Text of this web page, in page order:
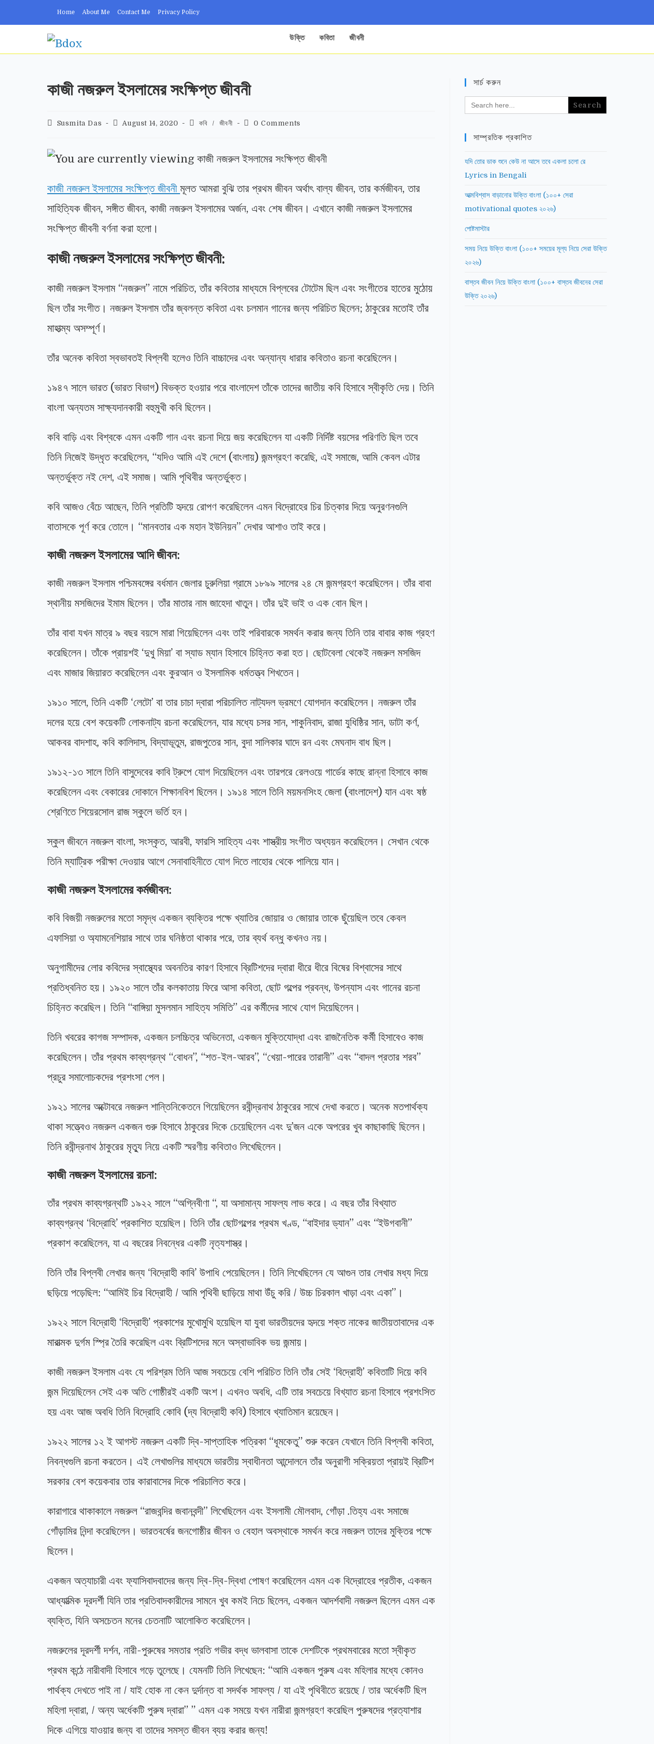
Home About Me Contact Me Privacy Policy
উক্তি কবিতা জীবনী
কাজী নজরুল ইসলামের সংক্ষিপ্ত জীবনী
Susmita Das August 14, 2020 কবি / জীবনী 0 Comments
কাজী নজরুল ইসলামের সংক্ষিপ্ত জীবনী মূলত আমরা বুঝি তার প্রথম জীবন অর্থাৎ বাল্য জীবন, তার কর্মজীবন, তার
সাহিত্যিক জীবন, সঙ্গীত জীবন, কাজী নজরুল ইসলামের অর্জন, এবং শেষ জীবন। এখানে কাজী নজরুল ইসলামের
সংক্ষিপ্ত জীবনী বর্ণনা করা হলো।
কাজী নজরুল ইসলামের সংক্ষিপ্ত জীবনী:
কাজী নজরুল ইসলাম “নজরুল” নামে পরিচিত, তাঁর কবিতার মাধ্যমে বিপ্লবের টোটেম ছিল এবং সংগীতের হাতের মুঠোয়
ছিল তাঁর সংগীত। নজরুল ইসলাম তাঁর জ্বলন্ত কবিতা এবং চলমান গানের জন্য পরিচিত ছিলেন; ঠাকুরের মতোই তাঁর
মাহাত্ম্য অসম্পূর্ণ।
তাঁর অনেক কবিতা স্বভাবতই বিপ্লবী হলেও তিনি বাচ্চাদের এবং অন্যান্য ধারার কবিতাও রচনা করেছিলেন।
১৯৪৭ সালে ভারত (ভারত বিভাগ) বিভক্ত হওয়ার পরে বাংলাদেশ তাঁকে তাদের জাতীয় কবি হিসাবে স্বীকৃতি দেয়। তিনি
বাংলা অন্যতম সাক্ষ্যদানকারী বহুমুখী কবি ছিলেন।
কবি বাড়ি এবং বিশ্বকে এমন একটি গান এবং রচনা দিয়ে জয় করেছিলেন যা একটি নির্দিষ্ট বয়সের পরিণতি ছিল তবে
তিনি নিজেই উদ্ধৃত করেছিলেন, “যদিও আমি এই দেশে (বাংলায়) জন্মগ্রহণ করেছি, এই সমাজে, আমি কেবল এটার
অন্তর্ভুক্ত নই দেশ, এই সমাজ। আমি পৃথিবীর অন্তর্ভুক্ত।
কবি আজও বেঁচে আছেন, তিনি প্রতিটি হৃদয়ে রোপণ করেছিলেন এমন বিদ্রোহের চির চিত্কার দিয়ে অনুরণনগুলি
বাতাসকে পূর্ণ করে তোলে। “মানবতার এক মহান ইউনিয়ন” দেখার আশাও তাই করে।
কাজী নজরুল ইসলামের আদি জীবন:
কাজী নজরুল ইসলাম পশ্চিমবঙ্গের বর্ধমান জেলার চুরুলিয়া গ্রামে ১৮৯৯ সালের ২৪ মে জন্মগ্রহণ করেছিলেন। তাঁর বাবা
স্থানীয় মসজিদের ইমাম ছিলেন। তাঁর মাতার নাম জাহেদা খাতুন। তাঁর দুই ভাই ও এক বোন ছিল।
তাঁর বাবা যখন মাত্র ৯ বছর বয়সে মারা গিয়েছিলেন এবং তাই পরিবারকে সমর্থন করার জন্য তিনি তার বাবার কাজ গ্রহণ
করেছিলেন। তাঁকে প্রায়শই ‘দুখু মিয়া’ বা স্যাড ম্যান হিসাবে চিহ্নিত করা হত। ছোটবেলা থেকেই নজরুল মসজিদ
এবং মাজার জিয়ারত করেছিলেন এবং কুরআন ও ইসলামিক ধর্মতত্ত্ব শিখতেন।
১৯১০ সালে, তিনি একটি ‘লেটো’ বা তার চাচা দ্বারা পরিচালিত নাট্যদল ভ্রমণে যোগদান করেছিলেন। নজরুল তাঁর
দলের হয়ে বেশ কয়েকটি লোকনাট্য রচনা করেছিলেন, যার মধ্যে চসর সান, শাকুনিবাদ, রাজা যুধিষ্ঠির সান, ডাটা কর্ণ,
আকবর বাদশাহ, কবি কালিদাস, বিদ্যাভূতুম, রাজপুতের সান, বুদা সালিকার ঘাদে রন এবং মেঘনাদ বাধ ছিল।
১৯১২-১৩ সালে তিনি বাসুদেবের কাবি ট্রুপে যোগ দিয়েছিলেন এবং তারপরে রেলওয়ে গার্ডের কাছে রান্না হিসাবে কাজ
করেছিলেন এবং বেকারের দোকানে শিক্ষানবিশ ছিলেন। ১৯১৪ সালে তিনি ময়মনসিংহ জেলা (বাংলাদেশ) যান এবং ষষ্ঠ
শ্রেণিতে শিয়েরসোল রাজ স্কুলে ভর্তি হন।
স্কুল জীবনে নজরুল বাংলা, সংস্কৃত, আরবী, ফারসি সাহিত্য এবং শাস্ত্রীয় সংগীত অধ্যয়ন করেছিলেন। সেখান থেকে
তিনি ম্যাট্রিক পরীক্ষা দেওয়ার আগে সেনাবাহিনীতে যোগ দিতে লাহোর থেকে পালিয়ে যান।
কাজী নজরুল ইসলামের কর্মজীবন:
কবি বিজয়ী নজরুলের মতো সমৃদ্ধ একজন ব্যক্তির পক্ষে খ্যাতির জোয়ার ও জোয়ার তাকে ছুঁয়েছিল তবে কেবল
এফাসিয়া ও অ্যামনেশিয়ার সাথে তার ঘনিষ্ঠতা থাকার পরে, তার ব্যর্থ বন্ধু কখনও নয়।
অনুগামীদের লোর কবিদের স্বাস্থ্যের অবনতির কারণ হিসাবে ব্রিটিশদের দ্বারা ধীরে ধীরে বিষের বিশ্বাসের সাথে
প্রতিধ্বনিত হয়। ১৯২০ সালে তাঁর কলকাতায় ফিরে আসা কবিতা, ছোট গল্পের প্রবন্ধ, উপন্যাস এবং গানের রচনা
চিহ্নিত করেছিল। তিনি “বাঙ্গিয়া মুসলমান সাহিত্য সমিতি” এর কর্মীদের সাথে যোগ দিয়েছিলেন।
তিনি খবরের কাগজ সম্পাদক, একজন চলচ্চিত্র অভিনেতা, একজন মুক্তিযোদ্ধা এবং রাজনৈতিক কর্মী হিসাবেও কাজ
করেছিলেন। তাঁর প্রথম কাব্যগ্রন্থ “বোধন”, “শত-ইল-আরব”, “খেয়া-পারের তারানী” এবং “বাদল প্রতার শরব”
প্রচুর সমালোচকদের প্রশংসা পেল।
১৯২১ সালের অক্টোবরে নজরুল শান্তিনিকেতনে গিয়েছিলেন রবীন্দ্রনাথ ঠাকুরের সাথে দেখা করতে। অনেক মতপার্থক্য
থাকা সত্ত্বেও নজরুল একজন গুরু হিসাবে ঠাকুরের দিকে চেয়েছিলেন এবং দু’জন একে অপরের খুব কাছাকাছি ছিলেন।
তিনি রবীন্দ্রনাথ ঠাকুরের মৃত্যু নিয়ে একটি স্মরণীয় কবিতাও লিখেছিলেন।
কাজী নজরুল ইসলামের রচনা:
তাঁর প্রথম কাব্যগ্রন্থটি ১৯২২ সালে “অগ্নিবীণা “, যা অসামান্য সাফল্য লাভ করে। এ বছর তাঁর বিখ্যাত
কাব্যগ্রন্থ ‘বিদ্রোহি’ প্রকাশিত হয়েছিল। তিনি তাঁর ছোটগল্পের প্রথম খণ্ড, “বাইদার ড্যান” এবং “ইউগবানী”
প্রকাশ করেছিলেন, যা এ বছরের নিবন্ধের একটি নৃত্যশাস্ত্র।
তিনি তাঁর বিপ্লবী লেখার জন্য ‘বিদ্রোহী কাবি’ উপাধি পেয়েছিলেন। তিনি লিখেছিলেন যে আগুন তার লেখার মধ্য দিয়ে
ছড়িয়ে পড়েছিল: “আমিই চির বিদ্রোহী / আমি পৃথিবী ছাড়িয়ে মাথা উঁচু করি / উচ্চ চিরকাল খাড়া এবং একা”।
১৯২২ সালে বিদ্রোহী ‘বিদ্রোহী’ প্রকাশের মুখোমুখি হয়েছিল যা যুবা ভারতীয়দের হৃদয়ে শক্ত নাকের জাতীয়তাবাদের এক
মারাত্মক দুর্গম স্প্রি তৈরি করেছিল এবং ব্রিটিশদের মনে অস্বাভাবিক ভয় জন্মায়।
কাজী নজরুল ইসলাম এবং যে পরিশ্রম তিনি আজ সবচেয়ে বেশি পরিচিত তিনি তাঁর সেই ‘বিদ্রোহী’ কবিতাটি দিয়ে কবি
জন্ম দিয়েছিলেন সেই এক অতি গোষ্ঠীরই একটি অংশ। এখনও অবধি, এটি তার সবচেয়ে বিখ্যাত রচনা হিসাবে প্রশংসিত
হয় এবং আজ অবধি তিনি বিদ্রোহি কোবি (দ্য বিদ্রোহী কবি) হিসাবে খ্যাতিমান রয়েছেন।
১৯২২ সালের ১২ ই আগস্ট নজরুল একটি দ্বি-সাপ্তাহিক পত্রিকা “ধূমকেতু” শুরু করেন যেখানে তিনি বিপ্লবী কবিতা,
নিবন্ধগুলি রচনা করতেন। এই লেখাগুলির মাধ্যমে ভারতীয় স্বাধীনতা আন্দোলনে তাঁর অনুরাগী সক্রিয়তা প্রায়ই ব্রিটিশ
সরকার বেশ কয়েকবার তার কারাবাসের দিকে পরিচালিত করে।
কারাগারে থাকাকালে নজরুল “রাজবন্দির জবানবন্দী” লিখেছিলেন এবং ইসলামী মৌলবাদ, গোঁড়া .তিহ্য এবং সমাজে
গোঁড়ামির নিন্দা করেছিলেন। ভারতবর্ষের জনগোষ্ঠীর জীবন ও বেহাল অবস্থাকে সমর্থন করে নজরুল তাদের মুক্তির পক্ষে
ছিলেন।
একজন অত্যাচারী এবং ফ্যাসিবাদবাদের জন্য দ্বি-দ্বি-দ্বিধা পোষণ করেছিলেন এমন এক বিদ্রোহের প্রতীক, একজন
আধ্যাত্মিক দূরদর্শী যিনি তার প্রতিবাদকারীদের সামনে খুব কমই নিচে ছিলেন, একজন আদর্শবাদী নজরুল ছিলেন এমন এক
ব্যক্তি, যিনি অসচেতন মনের চেতনাটি আলোকিত করেছিলেন।
নজরুলের দূরদর্শী দর্শন, নারী-পুরুষের সমতার প্রতি গভীর বদ্ধ ভালবাসা তাকে দেশটিকে প্রথমবারের মতো স্বীকৃত
প্রথম কন্ঠে নারীবাদী হিসাবে গড়ে তুলেছে। যেমনটি তিনি লিখেছেন: “আমি একজন পুরুষ এবং মহিলার মধ্যে কোনও
পার্থক্য দেখতে পাই না / যাই হোক না কেন দুর্দান্ত বা সদর্থক সাফল্য / যা এই পৃথিবীতে রয়েছে / তার অর্ধেকটি ছিল
মহিলা দ্বারা, / অন্য অর্ধেকটি পুরুষ দ্বারা” ” এমন এক সময়ে যখন নারীরা জন্মগ্রহণ করেছিল পুরুষদের প্রত্যাশার
দিকে এগিয়ে যাওয়ার জন্য বা তাদের সমস্ত জীবন ব্যয় করার জন্য!
সার্চ করুন
Search
for:
সাম্প্রতিক প্রকাশিত
যদি তোর ডাক শুনে কেউ না আসে তবে একলা চলো রে
Lyrics in Bengali
আত্মবিশ্বাস বাড়ানোর উক্তি বাংলা (১০০+ সেরা
motivational quotes ২০২৬)
পোষ্টমাস্টার
সময় নিয়ে উক্তি বাংলা (১০০+ সময়ের মূল্য নিয়ে সেরা উক্তি
২০২৬)
বাস্তব জীবন নিয়ে উক্তি বাংলা (১০০+ বাস্তব জীবনের সেরা
উক্তি ২০২৬)